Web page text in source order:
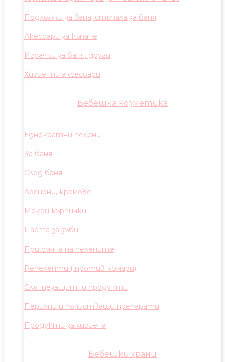
Подложки за вана, стъпала за баня
Акесоари за къпане
Играчки за баня, други
Хигиенни аксесоари
Бебешка козметика
Еднократни пелени
За баня
След баня
Лосиони, кремове
Мокри кърпички
Паста за зъби
При смяна на пелените
Репеленти ( против комари)
Слънцезащитни продукти
Перилни и почистващи препарати
Продукти за хигиена
Бебешки храни